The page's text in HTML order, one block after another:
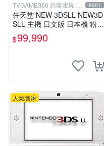
TVGAME360 恐龍電玩-台
中店
8651
任天堂 NEW 3DSLL NEW3D
SLL 主機 日文版 日本機 粉紅
白 送充電器 保護貼【台中恐
龍電玩】
$99,990
人氣賣家